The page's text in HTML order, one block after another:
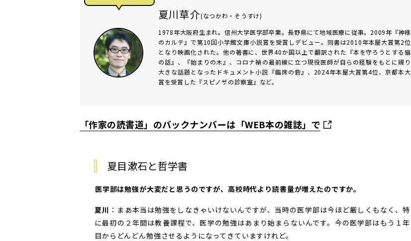
夏川草介(なつかわ・そうすけ)
1978年大阪府生まれ。信州大学医学部卒業。長野県にて地域医療に従事。2009年『神様
のカルテ』で第10回小学館文庫小説賞を受賞しデビュー。同書は2010年本屋大賞第2位
となり映画化された。他の著書に、世界40か国以上で翻訳された『本を守ろうとする猫
の話』、『始まりの木』、コロナ禍の最前線に立つ現役医師が自らの経験をもとに綴り
大きな話題となったドキュメント小説『臨床の砦』、2024年本屋大賞第4位、京都本大
賞を受賞した『スピノザの診察室』など。
「作家の読書道」のバックナンバーは「WEB本の雑誌」で
夏目漱石と哲学書
――医学部は勉強が大変だと思うのですが、高校時代より読書量が増えたのですか。
夏川 ：まあ本当は勉強をしなきゃいけないんですが、当時の医学部は今ほど厳しくもなく、特
に最初の２年間は教養課程で、医学の勉強はあまり始まらないんです。今の医学部はもう１年
目からどんどん勉強させるようになってきていますけれど。